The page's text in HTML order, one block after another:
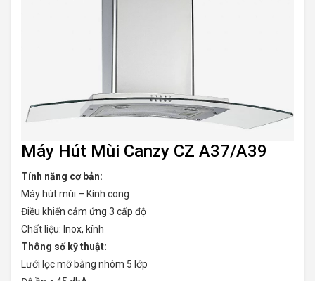
Máy Hút Mùi Canzy CZ A37/A39
Tính năng cơ bản:
Máy hút mùi – Kính cong
Điều khiển cảm ứng 3 cấp độ
Chất liệu: Inox, kính
Thông số kỹ thuật:
Lưới lọc mỡ bằng nhôm 5 lớp